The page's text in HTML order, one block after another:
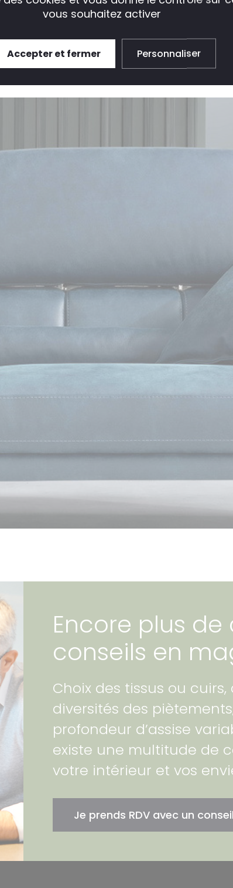
Sake est fabriqué en Italie. Ses dossiers se
cuir ou en tissu.
Encore plus
conseils en
Choix des tissus ou
diversités des
profondeur d’assise
existe une multitude de
votre intérieur et vos
Je prends RDV avec un
vous souhaitez activer
Accepter et fermer Personnaliser